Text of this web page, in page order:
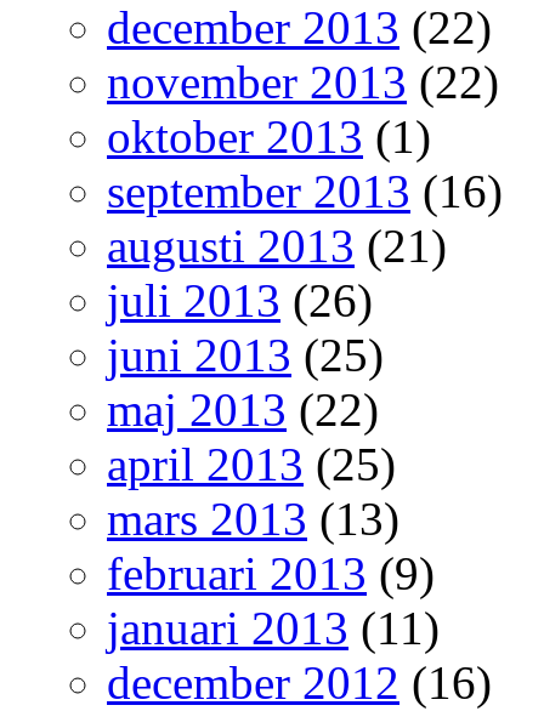
december 2013 (22)
november 2013 (22)
oktober 2013 (1)
september 2013 (16)
augusti 2013 (21)
juli 2013 (26)
juni 2013 (25)
maj 2013 (22)
april 2013 (25)
mars 2013 (13)
februari 2013 (9)
januari 2013 (11)
december 2012 (16)